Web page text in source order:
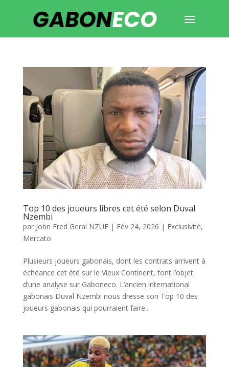
Top 10 des joueurs libres cet été selon Duval
Nzembi
par John Fred Geral NZUE| Fév 24, 2026 | Exclusivité,
Mercato
Plusieurs joueurs gabonais, dont les contrats arrivent à
échéance cet été sur le Vieux Continent, font l’objet
d’une analyse sur Gaboneco. L’ancien international
gabonais Duval Nzembi nous dresse son Top 10 des
joueurs gabonais qui pourraient faire...